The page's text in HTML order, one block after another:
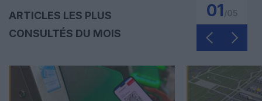
ARTICLES LES PLUS
CONSULTÉS DU MOIS
01